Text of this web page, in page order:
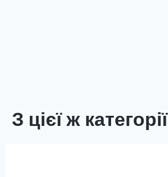
З цієї ж категорії